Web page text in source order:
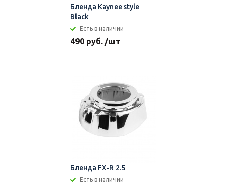
Бленда Kaynee style
Black
Есть в наличии
490 руб. /шт
Бленда FX-R 2.5
Есть в наличии